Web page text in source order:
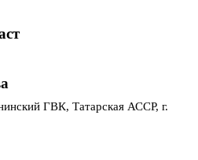
ГВК, Татарская АССР, г.